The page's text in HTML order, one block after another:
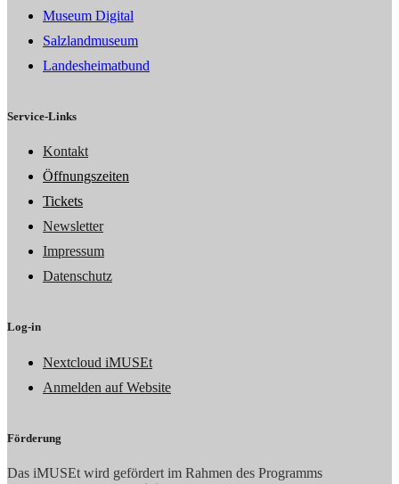
Museum Digital
Salzlandmuseum
Landesheimatbund
Service-Links
Kontakt
Öffnungszeiten
Tickets
Newsletter
Impressum
Datenschutz
Log-in
Nextcloud iMUSEt
Anmelden auf Website
Förderung
Das iMUSEt wird gefördert im Rahmen des Programms